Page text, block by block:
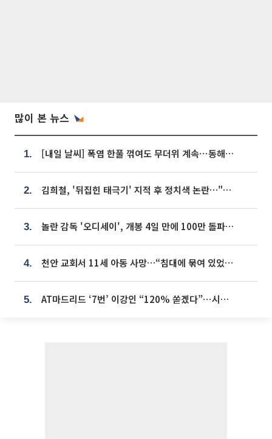
많이 본 뉴스
1. [내일 날씨] 폭염 한풀 꺾여도 무더위 계속⋯동해안 이틀 연속 비
2. 김희철, '뒤집힌 태극기' 지적 후 정치색 논란…"좌우 떠나 우리나라 국기"
3. 놀란 감독 '오디세이', 개봉 4일 만에 100만 돌파⋯'왕사남' 보다 빠르다
4. 천안 교회서 11세 아동 사망…“침대에 묶여 있었다” 진술 확보
5. AT마드리드 ‘7번’ 이강인 “120% 쏟겠다”⋯시메오네 감독 “필요한 선수”